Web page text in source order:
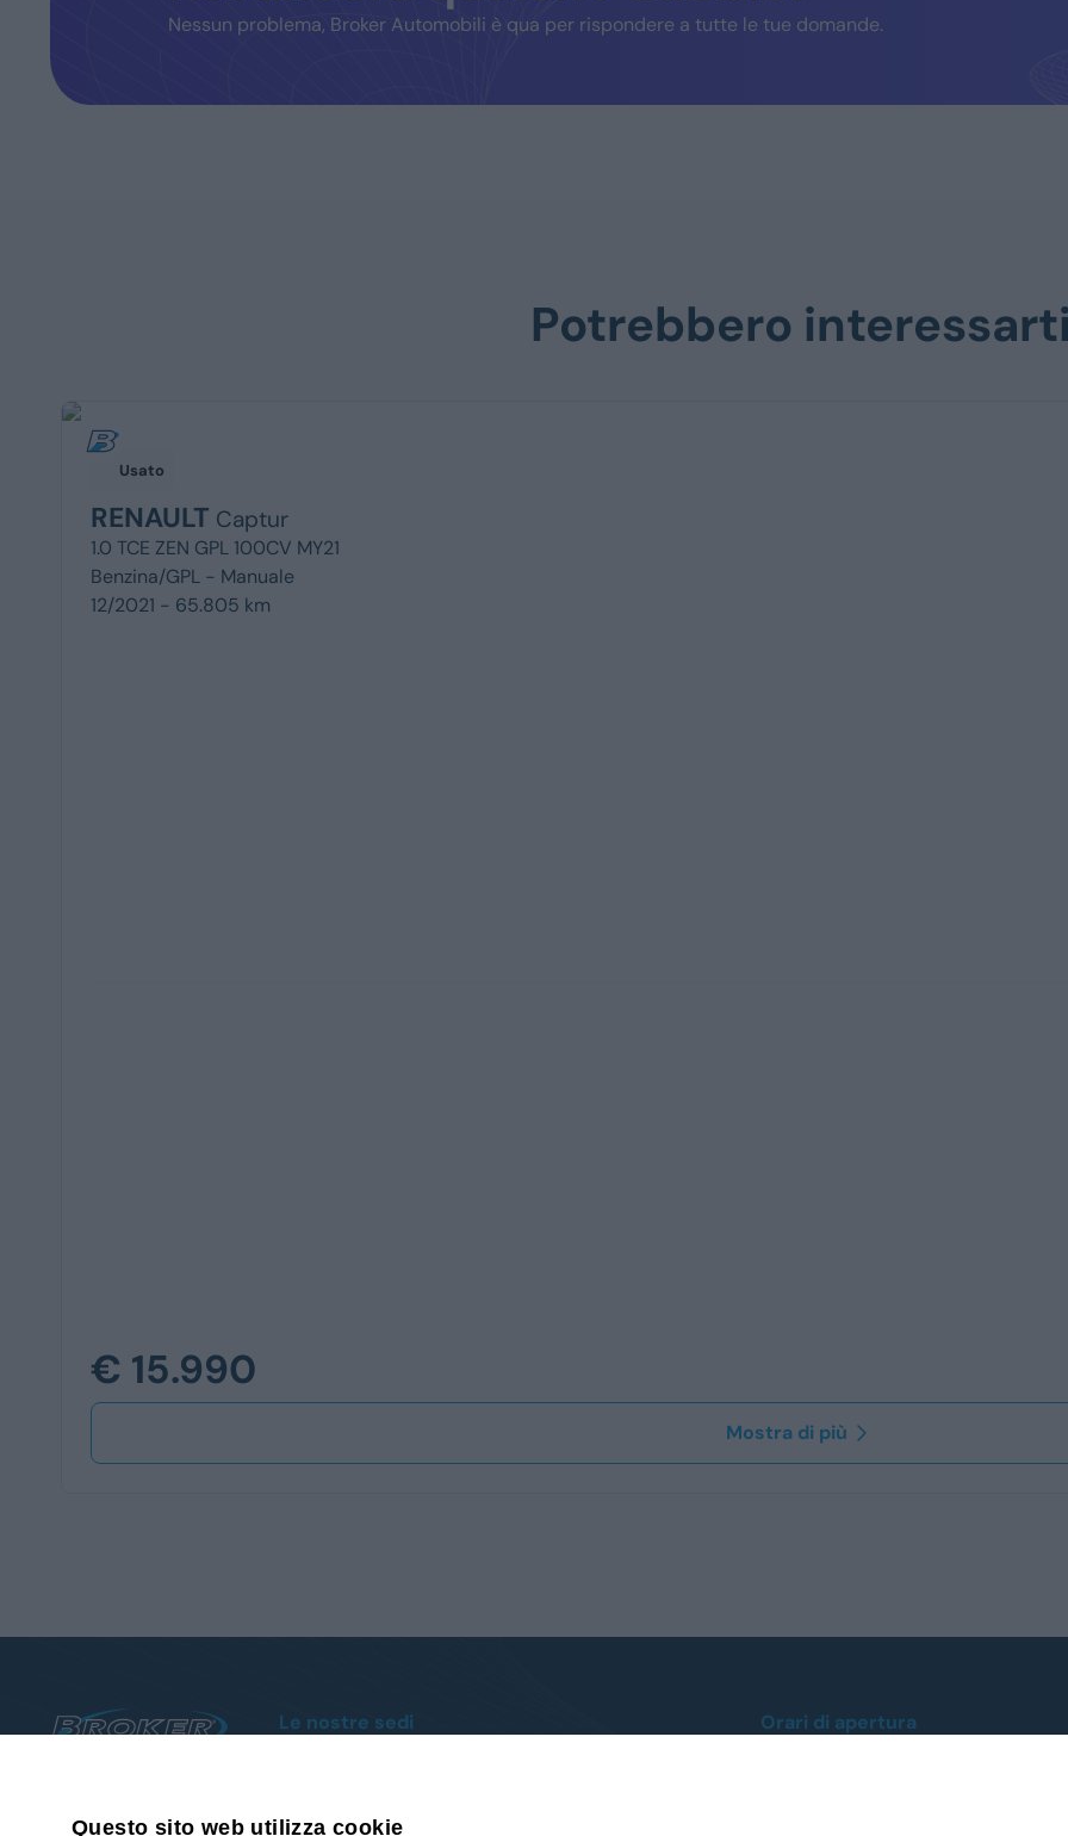
Nessun problema, Broker Automobili è qua per rispondere a tutte le tue domande.
Potrebbero
Usato
RENAULT Captur
1.0 TCE ZEN GPL 100CV MY21
Benzina/GPL - Manuale
12/2021 - 65.805 km
€ 15.990
Mostra di più
019 93 88 009
Le nostre sedi
Reg. Poca, 18 - Tel.
Orari di apertura
Questo sito web utilizza cookie